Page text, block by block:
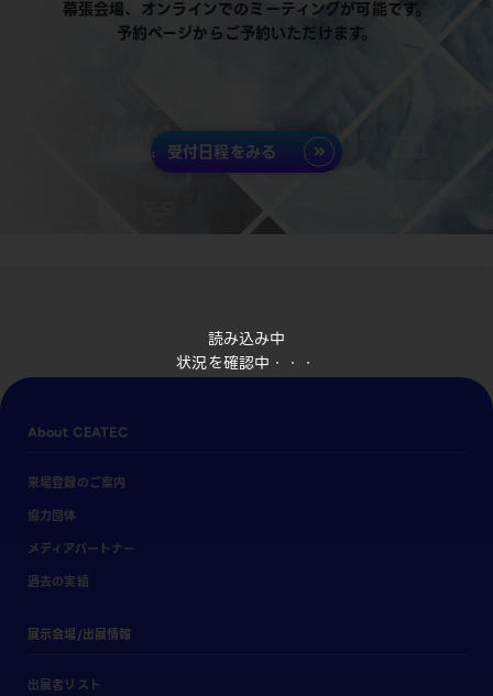
読み込み中
状況を確認中・・・
幕張会場、オンラインでのミーティングが可能です。
予約ページからご予約いただけます。
受付日程をみる
About CEATEC
来場登録のご案内
協力団体
メディアパートナー
過去の実績
展示会場/出展情報
出展者リスト